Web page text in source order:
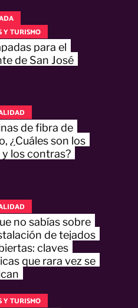
Y TURISMO
para el
de San José
de fibra de
¿Cuáles son los
y los contras?
no sabías sobre
de tejados
claves
que rara vez se
Y TURISMO